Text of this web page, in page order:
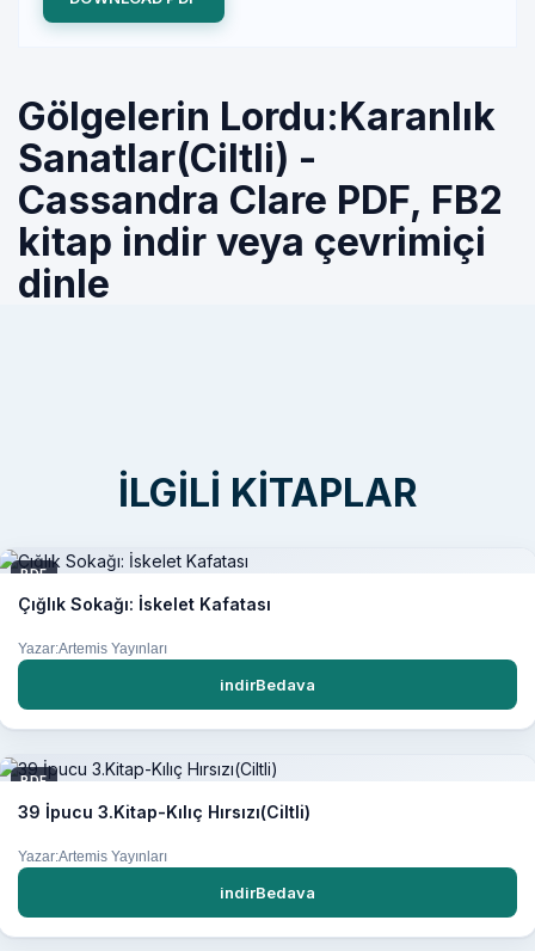
Gölgelerin Lordu:Karanlık
Sanatlar(Ciltli) -
Cassandra Clare PDF, FB2
kitap indir veya çevrimiçi
dinle
İLGILI KITAPLAR
PDF
Çığlık Sokağı: İskelet Kafatası
Yazar:Artemis Yayınları
indirBedava
PDF
39 İpucu 3.Kitap-Kılıç Hırsızı(Ciltli)
Yazar:Artemis Yayınları
indirBedava